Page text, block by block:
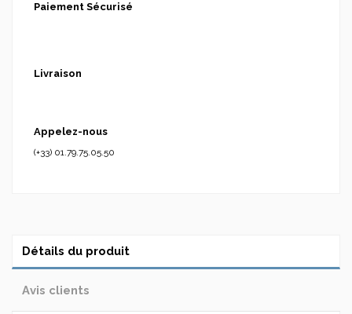
Paiement Sécurisé
Livraison
Appelez-nous
(+33) 01.79.75.05.50
Détails du produit
Avis clients